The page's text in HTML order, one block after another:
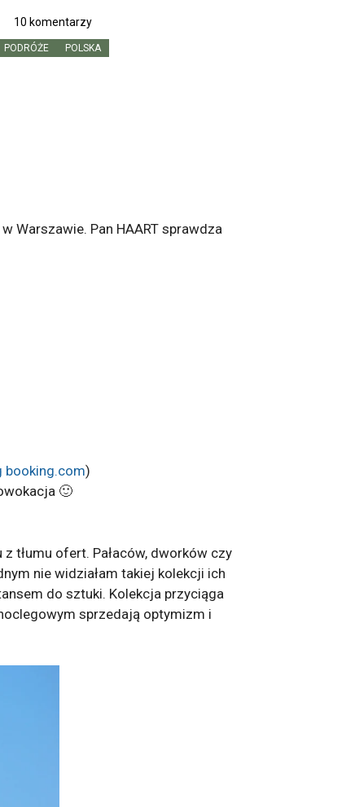
10 komentarzy
PODRÓŻE POLSKA
Warszawie. Pan HAART sprawdza
booking.com)
🙂
tłumu ofert. Pałaców, dworków czy
nie widziałam takiej kolekcji ich
do sztuki. Kolekcja przyciąga
sprzedają optymizm i